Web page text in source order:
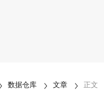
数据仓库 文章 正文